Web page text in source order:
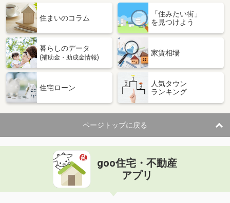
住まいのコラム
「住みたい街」
を見つけよう
暮らしのデータ
(補助金・助成金情報)
家賃相場
住宅ローン
人気タウン
ランキング
ページトップに戻る
goo住宅・不動産
アプリ